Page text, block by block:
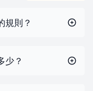
規則？
少？